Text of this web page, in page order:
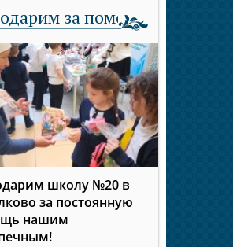
за помощь
школу №20 в
за постоянную
нашим